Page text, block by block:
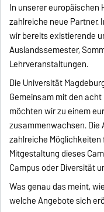
In unserer europäischen
zahlreiche neue Partner.
wir bereits existierende
Auslandssemester,
Lehrveranstaltungen.
Die Universität
Gemeinsam mit den
möchten wir zu einem
zusammenwachsen. Die
zahlreiche
Mitgestaltung dieses
Campus oder Diversität
Was genau das meint,
welche Angebote sich